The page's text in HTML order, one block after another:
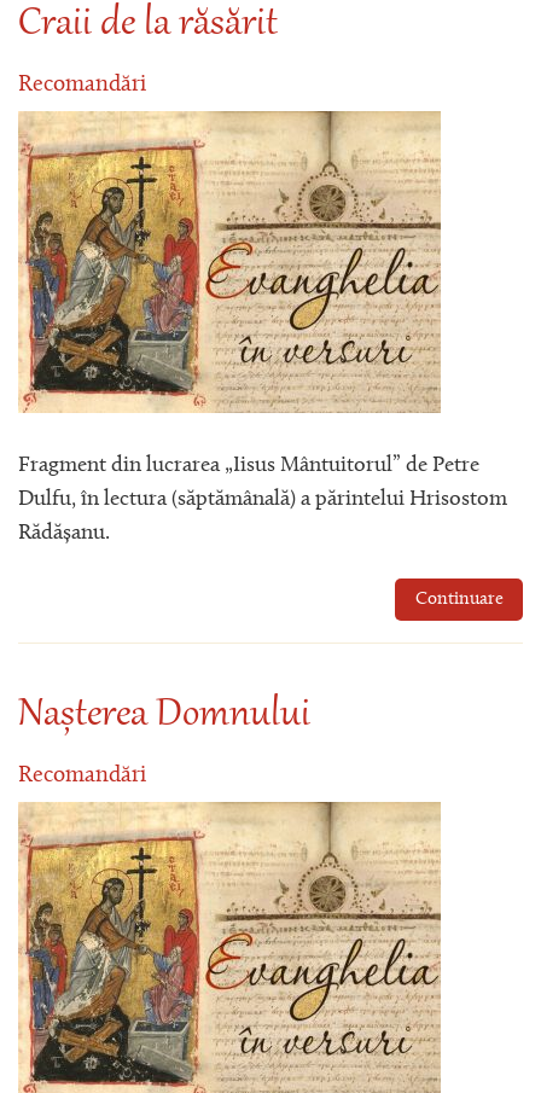
Craii de la răsărit
Recomandări
Fragment din lucrarea „Iisus Mântuitorul” de Petre
Dulfu, în lectura (săptămânală) a părintelui Hrisostom
Rădășanu.
Continuare
Nașterea Domnului
Recomandări